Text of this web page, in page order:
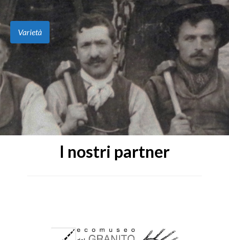
Varietà
I nostri partner